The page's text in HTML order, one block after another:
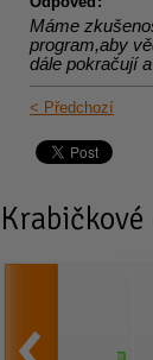
Máme
program,aby
dále pokračují
< Předchozí